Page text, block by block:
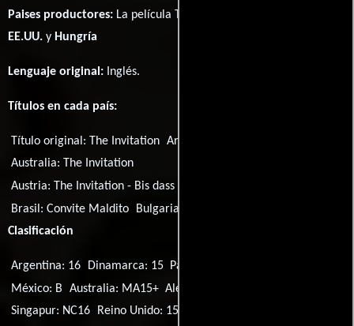
Paises productores: La película The Invitation fué producida en
EE.UU. y Hungría
Lenguaje original: Inglés.
Títulos en cada país:
Título original: The Invitation Argentina:
Australia: The Invitation
Austria: The Invitation - Bis dass der Tod uns scheidet
Brasil:Convite Maldito Bulgaria:
Clasificación
Argentina: 16 Dinamarca: 15 Países Bajos: 16
México: B
Australia: MA15+ Alemania: 16
Singapur: NC16
Reino Unido: 15